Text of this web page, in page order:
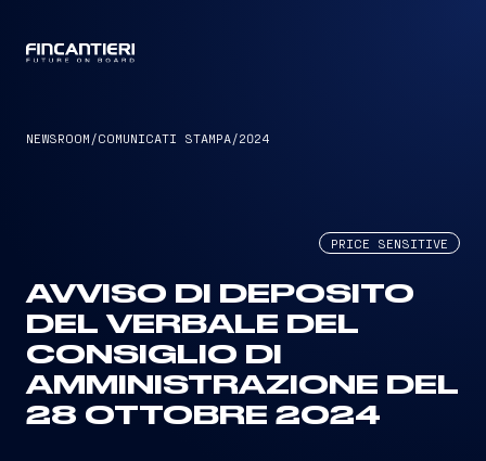
NEWSROOM /COMUNICATI STAMPA/2024
PRICE SENSITIVE
AVVISO DI DEPOSITO
DEL VERBALE DEL
CONSIGLIO DI
AMMINISTRAZIONE DEL
28 OTTOBRE 2024